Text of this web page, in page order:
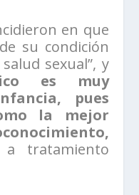
en que
su condición
sexual”, y
es muy
pues
la mejor
tratamiento